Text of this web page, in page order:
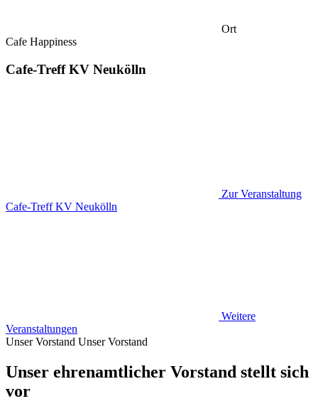
Ort
Cafe Happiness
Cafe-Treff KV Neukölln
Zur Veranstaltung
Cafe-Treff KV Neukölln
Weitere
Veranstaltungen
Unser Vorstand Unser Vorstand
Unser ehrenamtlicher Vorstand stellt sich
vor